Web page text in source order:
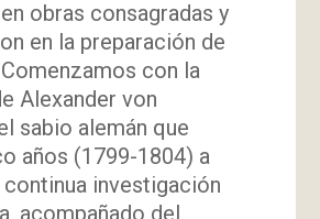
obras consagradas y
en la preparación de
con la
Alexander von
sabio alemán que
años (1799-1804) a
investigación
acompañado del